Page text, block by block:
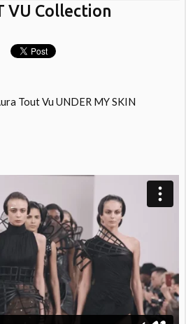
VU Collection
Tout Vu UNDER MY SKIN